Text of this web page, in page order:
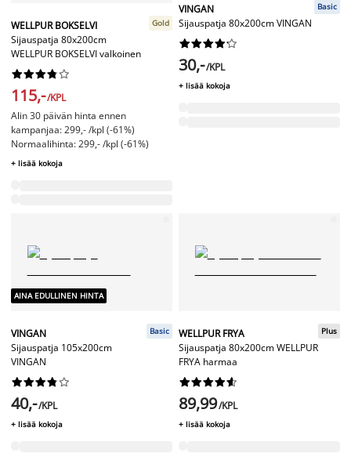
WELLPUR BOKSELVI
Sijauspatja 80x200cm
WELLPUR BOKSELVI valkoinen
Gold






115,-/KPL
Alin 30 päivän hinta ennen
kampanjaa: 299,- /kpl (-61%)
Normaalihinta: 299,- /kpl (-61%)
+ lisää kokoja
VINGAN
Sijauspatja 80x200cm VINGAN
Basic






30,-/KPL
+ lisää kokoja
AINA EDULLINEN HINTA
VINGAN
Sijauspatja 105x200cm
VINGAN
Basic






40,-/KPL
+ lisää kokoja
WELLPUR FRYA
Sijauspatja 80x200cm WELLPUR
FRYA harmaa
Plus






89,99/KPL
+ lisää kokoja